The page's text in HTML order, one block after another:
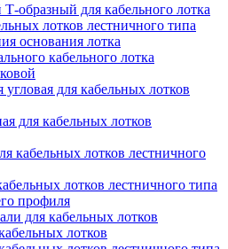
образный для кабельного лотка
лотков лестничного типа
основания лотка
кабельного лотка
для кабельных лотков
для кабельных лотков
кабельных лотков лестничного
лотков лестничного типа
профиля
для кабельных лотков
лотков